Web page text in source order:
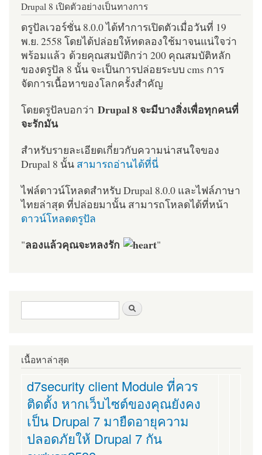
Drupal 8 เปิดตัวอย่างเป็นทางการ
ดรูปัลเวอร์ชั่น 8.0.0 ได้ทำการเปิดตัวเมื่อวันที่ 19
พ.ย. 2558 โดยได้ปล่อยให้ทดลองใช้มาจนแน่ใจว่า
พร้อมแล้ว ด้วยคุณสมบัติกว่า 200 คุณสมบัติหลัก
ของดรูปัล 8 นั้น จะเป็นการปล่อยระบบ cms การ
จัดการเนื้อหาของโลกครั้งสำคัญ
โดยดรูปัลบอกว่า Drupal 8 จะมีบางสิ่งเพื่อทุกคนที่
จะรักมัน
สำหรับรายละเอียดเกี่ยวกับความน่าสนใจของ
Drupal 8 นั้น สามารถอ่านได้ที่นี่
ไฟล์ดาวน์โหลดสำหรับ Drupal 8.0.0 และไฟล์ภาษา
ไทยล่าสุด ที่ปล่อยมานั้น สามารถโหลดได้ที่หน้า
ดาวน์โหลดดรูปัล
"ลองแล้วคุณจะหลงรัก "
ฟอร์มค้นหา
เนื้อหาล่าสุด
d7security client Module ที่ควร
ติดตั้ง หากเว็บไซต์ของคุณยังคง
เป็น Drupal 7 มายืดอายุความ
ปลอดภัยให้ Drupal 7 กัน